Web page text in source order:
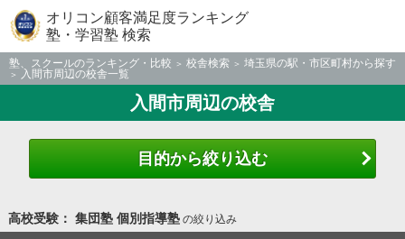
オリコン顧客満足度ランキング
塾・学習塾 検索
塾、スクールのランキング・比較 校舎検索
埼玉県の駅・市区町村から探す
入間市周辺の校舎一覧
入間市周辺の校舎
目的から絞り込む
高校受験： 集団塾 個別指導塾の絞り込み